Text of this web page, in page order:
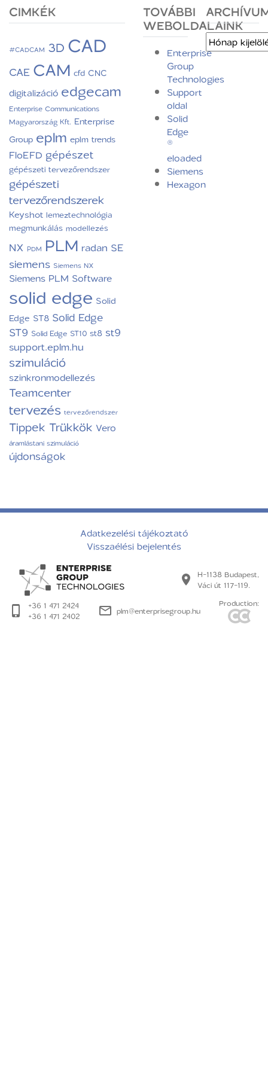
CIMKÉK
#CADCAM 3DCAD
CAE CAM cfd CNC
digitalizáció edgecam
Enterprise Communications
Magyarország Kft. Enterprise
Group eplm eplm trends
FloEFD gépészet
gépészeti tervezőrendszer
gépészeti
tervezőrendszerek
Keyshot lemeztechnológia
megmunkálás modellezés
NX PDM PLM radan SE
siemens Siemens NX
Siemens PLM Software
solid edge Solid
Edge ST8 Solid Edge
ST9 Solid Edge ST10 st8 st9
support.eplm.hu
szimuláció
szinkronmodellezés
Teamcenter
tervezés tervezőrendszer
Tippek Trükkök Vero
áramlástani szimuláció
újdonságok
TOVÁBBI
WEBOLDALAINK
Enterprise
Group
Technologies
Support
oldal
Solid
Edge
®
eloaded
Siemens
Hexagon
Archívum
Adatkezelési tájékoztató
Visszaélési bejelentés
H-1138 Budapest,
Váci út 117-119.
+36 1 471 2424
+36 1 471 2402
plm@enterprisegroup.hu
Production: